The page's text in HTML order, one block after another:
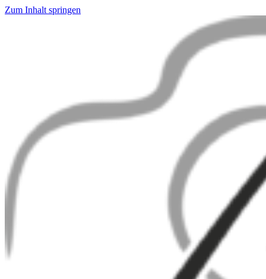
Zum Inhalt springen